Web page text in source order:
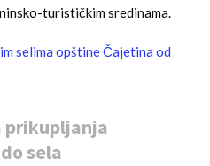
turističkim sredinama.
prikupljanja
sela